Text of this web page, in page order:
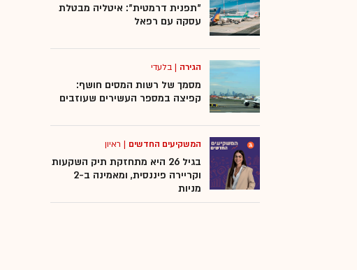
"תפנית דרמטית": איטליה מבטלת
עסקה עם רפאל
הגירה |בלעדי
מסמך של רשות המסים חושף:
קפיצה במספר העשירים שעוזבים
המשקיעים החדשים | ראיון
בגיל 26 היא מתחזקת תיק השקעות
וקריירה פיננסית, ומאמינה ב-2
מניות